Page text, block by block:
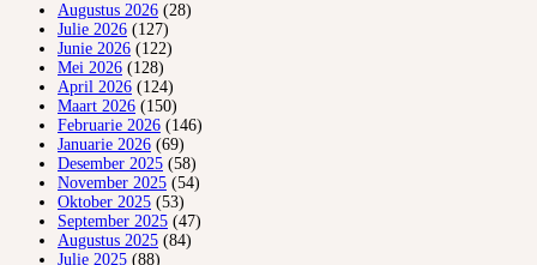
Augustus 2026 (28)
Julie 2026 (127)
Junie 2026 (122)
Mei 2026 (128)
April 2026 (124)
Maart 2026 (150)
Februarie 2026 (146)
Januarie 2026 (69)
Desember 2025 (58)
November 2025 (54)
Oktober 2025 (53)
September 2025 (47)
Augustus 2025 (84)
Julie 2025 (88)